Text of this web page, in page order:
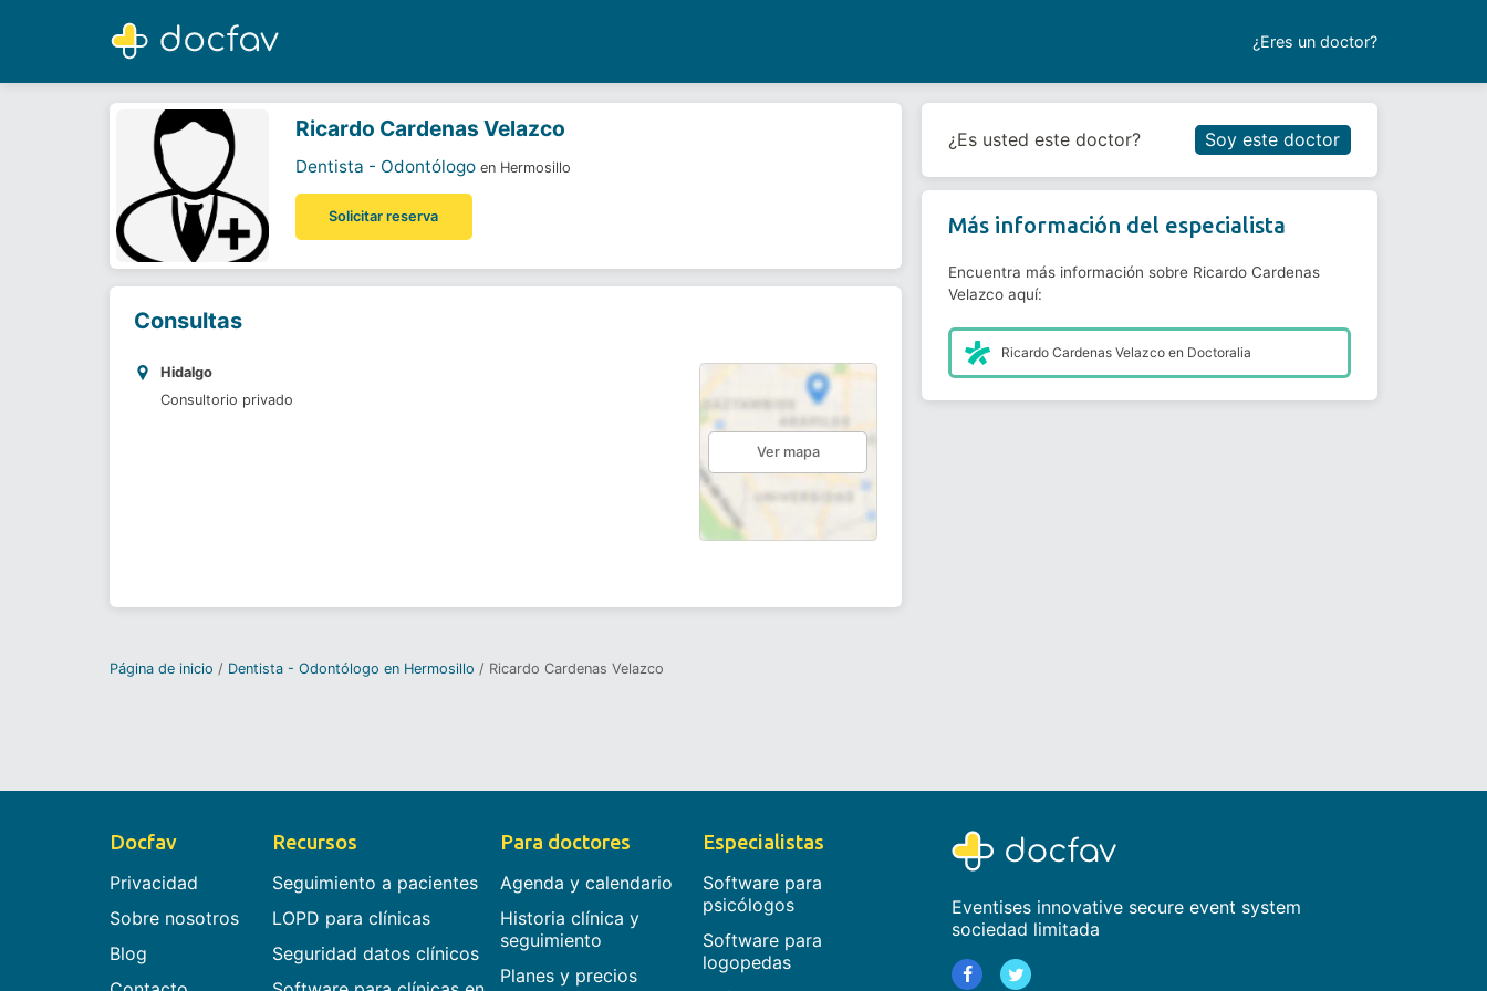
¿Eres un doctor?
Ricardo Cardenas Velazco
Dentista - Odontólogo
Reservar cita
Ricardo Cardenas Velazco
Dentista - Odontólogo en Hermosillo
Solicitar reserva
Consultas
Hidalgo
Consultorio privado
Ver mapa
¿Es usted este doctor? Soy este doctor
Más información del especialista
Encuentra más información sobre Ricardo Cardenas
Velazco aquí:
Ricardo Cardenas Velazco en Doctoralia
Página de inicio Dentista - Odontólogo en Hermosillo Ricardo Cardenas Velazco
Docfav
Privacidad
Sobre nosotros
Blog
Recursos
Seguimiento a pacientes
LOPD para clínicas
Seguridad datos clínicos
Para doctores
Agenda y calendario
Historia clínica y
seguimiento
Planes y precios
Especialistas
Software para
psicólogos
Software para
logopedas
Eventises innovative secure event system
sociedad limitada